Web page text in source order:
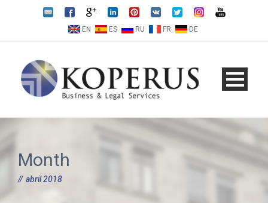
EN ES RU FR DE
Month
abril 2018